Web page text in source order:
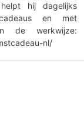
hij dagelijks
en met
de werkwijze:
nl/